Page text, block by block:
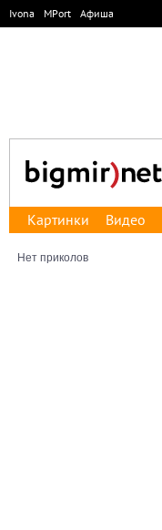
Ivona MPort Афиша
Картинки Видео
Нет приколов